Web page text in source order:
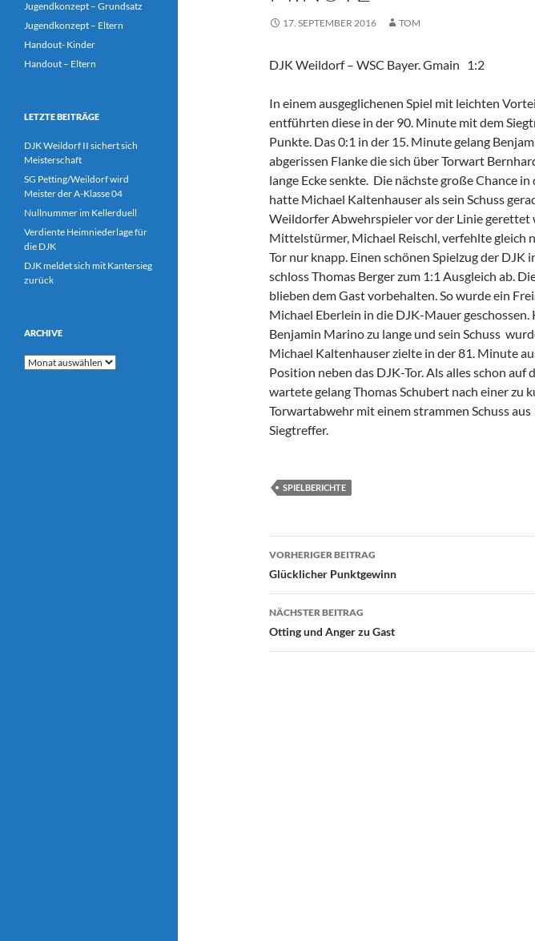
17. SEPTEMBER 2016 TOM
DJK Weildorf – WSC Bayer. Gmain 1:2
In einem ausgeglichenen Spiel mit leichten
entführten diese in der 90. Minute mit dem
Punkte. Das 0:1 in der 15. Minute gelang
abgerissen Flanke die sich über Torwart
lange Ecke senkte. Die nächste große Chance
hatte Michael Kaltenhauser als sein Schuss
Weildorfer Abwehrspieler vor der Linie gerettet
Mittelstürmer, Michael Reischl, verfehlte gleich
Tor nur knapp. Einen schönen Spielzug der DJK
schloss Thomas Berger zum 1:1 Ausgleich ab.
blieben dem Gast vorbehalten. So wurde ein
Michael Eberlein in die DJK-Mauer
Benjamin Marino zu lange und sein Schuss
Michael Kaltenhauser zielte in der 81. Minute
Position neben das DJK-Tor. Als alles schon auf
wartete gelang Thomas Schubert nach einer zu
Torwartabwehr mit einem strammen Schuss
Siegtreffer.
SPIELBERICHTE
Beitragsnavigation
VORHERIGER BEITRAG
Glücklicher Punktgewinn
NÄCHSTER BEITRAG
Otting und Anger zu Gast
Jugendkonzept – Grundsatz
Jugendkonzept – Eltern
Handout- Kinder
Handout – Eltern
LETZTE BEITRÄGE
DJK Weildorf II sichert sich
Meisterschaft
SG Petting/Weildorf wird
Meister der A-Klasse 04
Nullnummer im Kellerduell
Verdiente Heimniederlage für
die DJK
DJK meldet sich mit Kantersieg
zurück
ARCHIVE
Archive